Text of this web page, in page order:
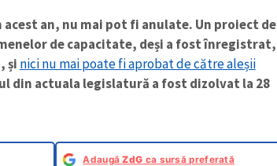
acest an, nu mai pot fi anulate. Un proiect de
de capacitate, deși a fost înregistrat,
și nici nu mai poate fi aprobat de către aleșii
din actuala legislatură a fost dizolvat la 28
AdaugăZdG ca sursă preferată